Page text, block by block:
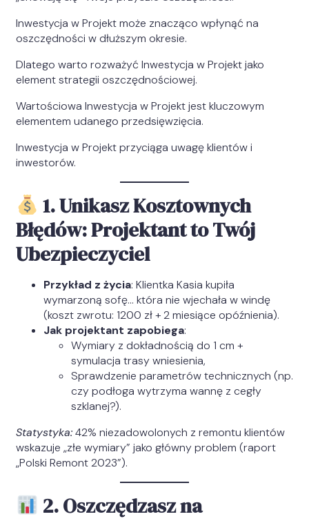
Inwestycja w Projekt może znacząco wpłynąć na
oszczędności w dłuższym okresie.
Dlatego warto rozważyć Inwestycja w Projekt jako
element strategii oszczędnościowej.
Wartościowa Inwestycja w Projekt jest kluczowym
elementem udanego przedsięwzięcia.
Inwestycja w Projekt przyciąga uwagę klientów i
inwestorów.
1. Unikasz Kosztownych
Błędów: Projektant to Twój
Ubezpieczyciel
Przykład z życia: Klientka Kasia kupiła
wymarzoną sofę… która nie wjechała w windę
(koszt zwrotu: 1200 zł + 2 miesiące opóźnienia).
Jak projektant zapobiega:
Wymiary z dokładnością do 1 cm +
symulacja trasy wniesienia,
Sprawdzenie parametrów technicznych (np.
czy podłoga wytrzyma wannę z cegły
szklanej?).
Statystyka:42% niezadowolonych z remontu klientów
wskazuje „złe wymiary” jako główny problem (raport
„Polski Remont 2023”).
2. Oszczędzasz na